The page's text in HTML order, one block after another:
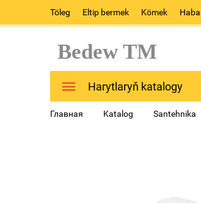
Töleg Eltip bermek Kömek
Bedew TM
Harytlaryň katalogy
Главная Katalog Santehnika